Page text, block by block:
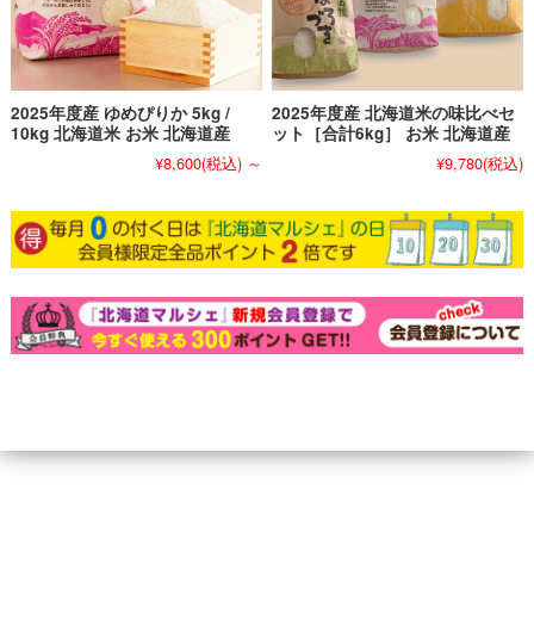
2025年度産 ゆめぴりか 5kg /
10kg 北海道米 お米 北海道産
¥8,600(税込) ～
2025年度産 北海道米の味比べセ
ット［合計6kg］ お米 北海道産
¥9,780(税込)